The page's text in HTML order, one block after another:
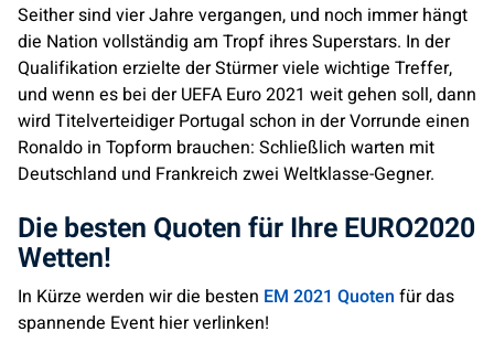
Seither sind vier Jahre vergangen, und noch immer hängt
die Nation vollständig am Tropf ihres Superstars. In der
Qualifikation erzielte der Stürmer viele wichtige Treffer,
und wenn es bei der UEFA Euro 2021 weit gehen soll, dann
wird Titelverteidiger Portugal schon in der Vorrunde einen
Ronaldo in Topform brauchen: Schließlich warten mit
Deutschland und Frankreich zwei Weltklasse-Gegner.
Die besten Quoten für Ihre EURO2020
Wetten!
In Kürze werden wir die besten EM 2021 Quoten für das
spannende Event hier verlinken!